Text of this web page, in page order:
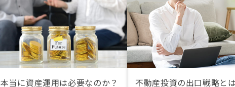
本当に資産運用は必要なのか？
不動産投資の出口戦略と